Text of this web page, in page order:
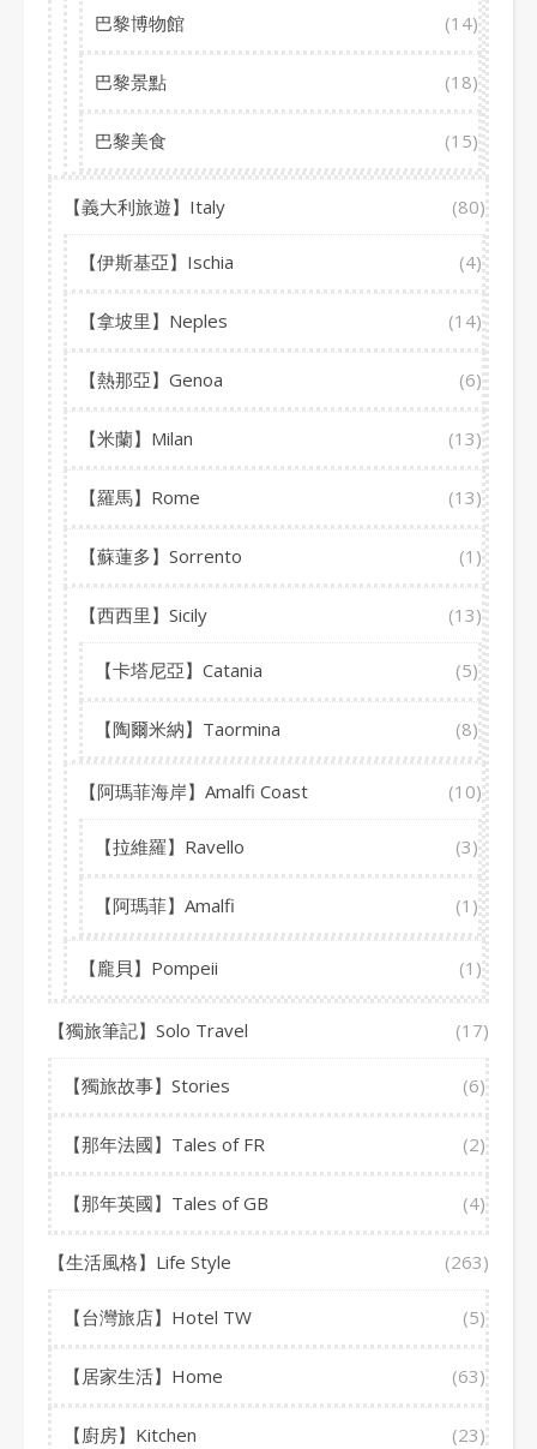
巴黎博物館 (14)
巴黎景點 (18)
巴黎美食 (15)
【義大利旅遊】Italy (80)
【伊斯基亞】Ischia (4)
【拿坡里】Neples (14)
【熱那亞】Genoa (6)
【米蘭】Milan (13)
【羅馬】Rome (13)
【蘇蓮多】Sorrento (1)
【西西里】Sicily (13)
【卡塔尼亞】Catania (5)
【陶爾米納】Taormina (8)
【阿瑪菲海岸】Amalfi Coast (10)
【拉維羅】Ravello (3)
【阿瑪菲】Amalfi (1)
【龐貝】Pompeii (1)
【獨旅筆記】Solo Travel (17)
【獨旅故事】Stories (6)
【那年法國】Tales of FR (2)
【那年英國】Tales of GB (4)
【生活風格】Life Style (263)
【台灣旅店】Hotel TW (5)
【居家生活】Home (63)
【廚房】Kitchen (23)